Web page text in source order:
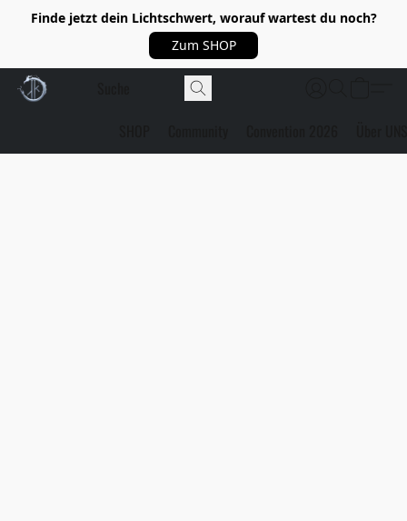
Finde jetzt dein Lichtschwert, worauf wartest du noch?
Zum SHOP